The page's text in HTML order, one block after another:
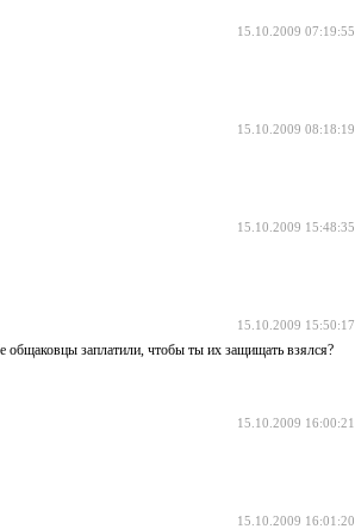
15.10.2009 07:19:55
15.10.2009 08:18:19
15.10.2009 15:48:35
15.10.2009 15:50:17
заплатили, чтобы ты их защищать взялся?
15.10.2009 16:00:21
15.10.2009 16:01:20